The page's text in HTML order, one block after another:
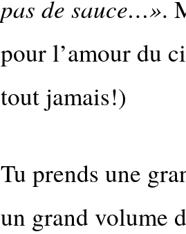
pas de sauce…».
pour l’amour du
tout jamais!)
Tu prends une
un grand volume